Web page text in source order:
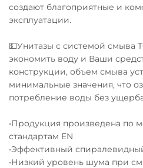
создают благоприятные и
эксплуатации.
💵Унитазы с системой смыва
экономить воду и Ваши
конструкции, объем смыва
минимальные значения, что
потребление воды без
•Продукция произведена по
стандартам EN
•Эффективный
•Низкий уровень шума при